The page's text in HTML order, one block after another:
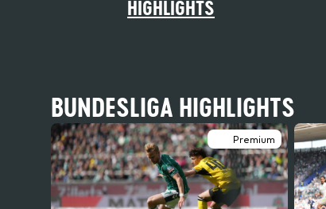
HIGHLIGHTS
BUNDESLIGA HIGHLIGHTS
Premium